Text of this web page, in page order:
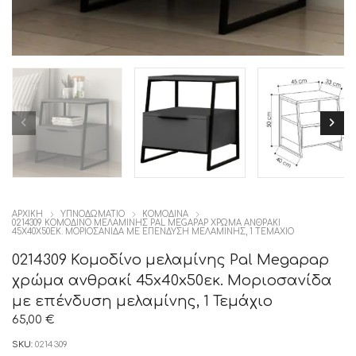
ΑΡΧΙΚΉ ΥΠΝΟΔΩΜΑΤΙΟ
ΚΟΜΟΔΙΝΑ
0214309 ΚΟΜΟΔΊΝΟ ΜΕΛΑΜΊΝΗΣ PAL MEGAPAP ΧΡΏΜΑ ΑΝΘΡΑΚΊ
45X40X50ΕΚ. ΜΟΡΙΟΣΑΝΊΔΑ ΜΕ ΕΠΈΝΔΥΣΗ ΜΕΛΑΜΊΝΗΣ, 1 ΤΕΜΆΧΙΟ
0214309 Κομοδίνο μελαμίνης Pal Megapap
χρώμα ανθρακί 45x40x50εκ. Μοριοσανίδα
με επένδυση μελαμίνης, 1 Τεμάχιο
65,00 €
SKU: 0214309